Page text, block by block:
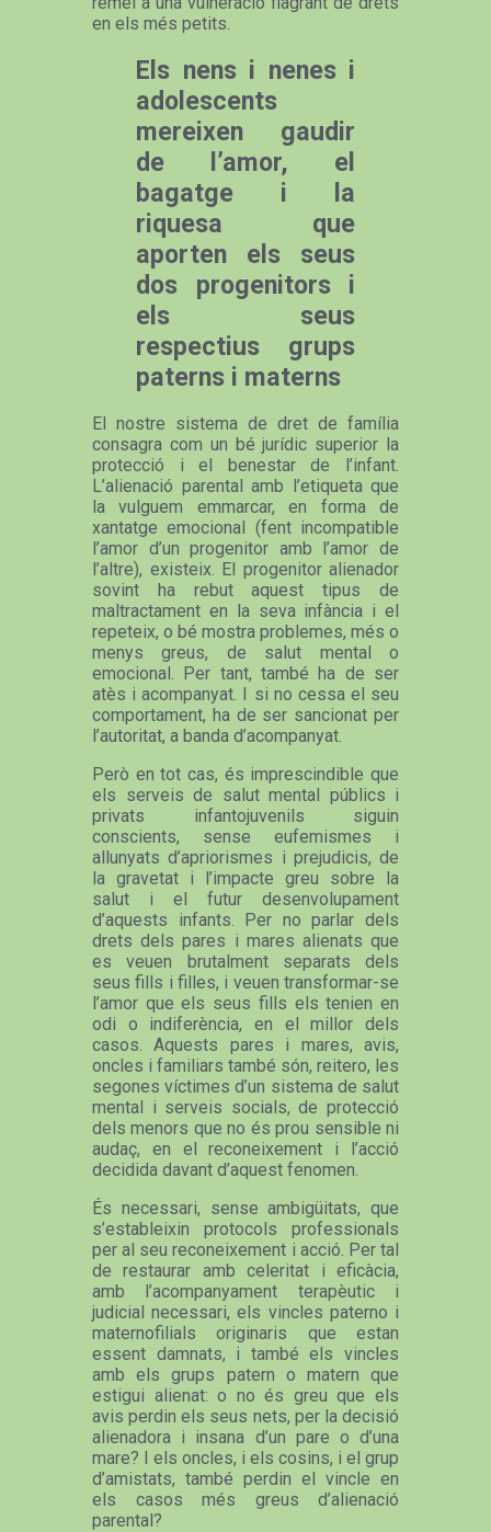
en els més petits.
Els nens i nenes i
adolescents
mereixen gaudir
de l’amor, el
bagatge i la
riquesa que
aporten els seus
dos progenitors i
els seus
respectius grups
paterns i materns
El nostre sistema de dret de família
consagra com un bé jurídic superior la
protecció i el benestar de l’infant.
L’alienació parental amb l’etiqueta que
la vulguem emmarcar, en forma de
xantatge emocional (fent incompatible
l’amor d’un progenitor amb l’amor de
l’altre), existeix. El progenitor alienador
sovint ha rebut aquest tipus de
maltractament en la seva infància i el
repeteix, o bé mostra problemes, més o
menys greus, de salut mental o
emocional. Per tant, també ha de ser
atès i acompanyat. I si no cessa el seu
comportament, ha de ser sancionat per
l’autoritat, a banda d’acompanyat.
Però en tot cas, és imprescindible que
els serveis de salut mental públics i
privats infantojuvenils siguin
conscients, sense eufemismes i
allunyats d’apriorismes i prejudicis, de
la gravetat i l’impacte greu sobre la
salut i el futur desenvolupament
d’aquests infants. Per no parlar dels
drets dels pares i mares alienats que
es veuen brutalment separats dels
seus fills i filles, i veuen transformar-se
l’amor que els seus fills els tenien en
odi o indiferència, en el millor dels
casos. Aquests pares i mares, avis,
oncles i familiars també són, reitero, les
segones víctimes d’un sistema de salut
mental i serveis socials, de protecció
dels menors que no és prou sensible ni
audaç, en el reconeixement i l’acció
decidida davant d’aquest fenomen.
És necessari, sense ambigüitats, que
s’estableixin protocols professionals
per al seu reconeixement i acció. Per tal
de restaurar amb celeritat i eficàcia,
amb l’acompanyament terapèutic i
judicial necessari, els vincles paterno i
maternofilials originaris que estan
essent damnats, i també els vincles
amb els grups patern o matern que
estigui alienat: o no és greu que els
avis perdin els seus nets, per la decisió
alienadora i insana d’un pare o d’una
mare? I els oncles, i els cosins, i el grup
d’amistats, també perdin el vincle en
els casos més greus d’alienació
parental?